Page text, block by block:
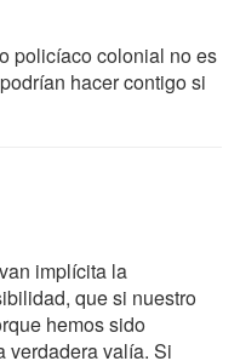
policíaco colonial no es
hacer contigo si
implícita la
que si nuestro
hemos sido
verdadera valía. Si